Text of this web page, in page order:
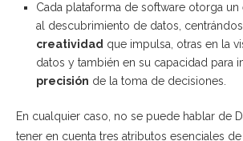
Cada plataforma de software otorga
al descubrimiento de datos,
creatividad que impulsa, otras en la
datos y también en su capacidad para
precisión de la toma de decisiones.
En cualquier caso, no se puede hablar de
tener en cuenta tres atributos esenciales